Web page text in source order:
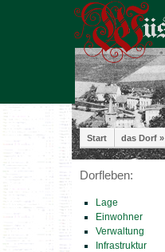
Start das Dorf »
Dorfleben:
Lage
Einwohner
Verwaltung
Infrastruktur